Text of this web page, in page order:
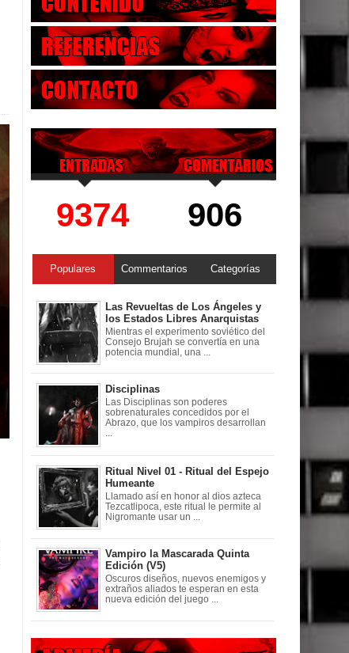
9374 906
Populares Commentarios Categorías
Las Revueltas de Los Ángeles y
los Estados Libres Anarquistas
Mientras el experimento soviético del
Consejo Brujah se convertía en una
potencia mundial, una ...
Disciplinas
Las Disciplinas son poderes
sobrenaturales concedidos por el
Abrazo, que los vampiros desarrollan
Ritual Nivel 01 - Ritual del Espejo
Humeante
Llamado así en honor al dios azteca
Tezcatlipoca, este ritual le permite al
Nigromante usar un ...
Vampiro la Mascarada Quinta
Edición (V5)
Oscuros diseños, nuevos enemigos y
extraños aliados te esperan en esta
nueva edición del juego ...